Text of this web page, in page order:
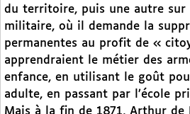
du territoire, puis une autre sur
militaire, où il demande la
permanentes au profit de «
apprendraient le métier des
enfance, en utilisant le goût
adulte, en passant par l’école